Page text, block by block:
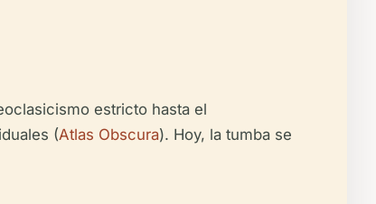
estricto hasta el
(Atlas Obscura). Hoy, la tumba se